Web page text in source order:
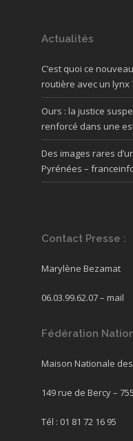
Actualités
C’est quoi ce
routière avec un lynx
Ours : la justice
renforcé dans une
Des images rares
Pyrénées –
Contact Presse :
Marylène Bezamat
06.03.99.62.07 – mail
Fédération
Maison Nationale
149 rue de Bercy –
Tél : 01 81 72 16 95